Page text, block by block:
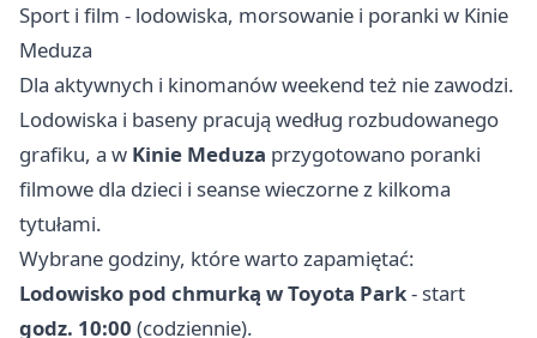
Sport i film - lodowiska, morsowanie i poranki w Kinie
Meduza
Dla aktywnych i kinomanów weekend też nie zawodzi.
Lodowiska i baseny pracują według rozbudowanego
grafiku, a w Kinie Meduza przygotowano poranki
filmowe dla dzieci i seanse wieczorne z kilkoma
tytułami.
Wybrane godziny, które warto zapamiętać:
Lodowisko pod chmurką w Toyota Park- start
godz. 10:00 (codziennie).